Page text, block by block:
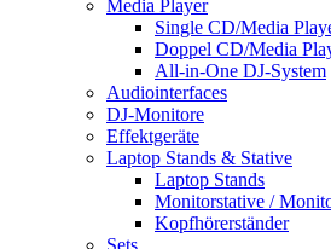
Media Player
Single CD/Media
Doppel CD/Media
All-in-One DJ-System
Audiointerfaces
DJ-Monitore
Effektgeräte
Laptop Stands & Stative
Laptop Stands
Monitorstative /
Kopfhörerständer
Sets